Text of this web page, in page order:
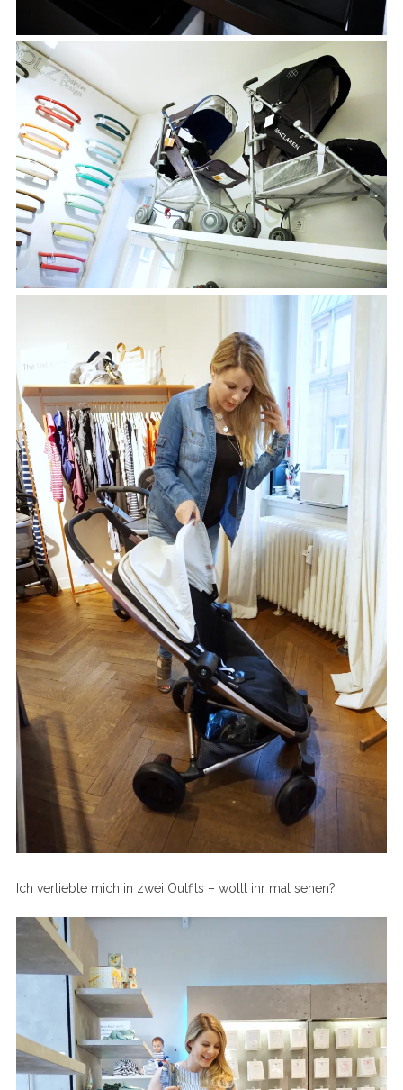
Ich verliebte mich in zwei Outfits – wollt ihr mal sehen?